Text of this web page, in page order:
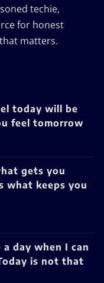
techie,
for honest
matters.
today will be
feel tomorrow
gets you
what keeps you
day when I can
is not that